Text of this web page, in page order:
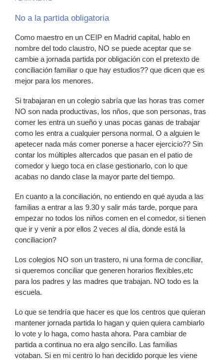
No a la partida obligatoria
Como maestro en un CEIP en Madrid capital, hablo en
nombre del todo claustro, NO se puede aceptar que se
cambie a jornada partida por obligación con el pretexto de
conciliación familiar o que hay estudios?? que dicen que es
mejor para los menores.
Si trabajaran en un colegio sabría que las horas tras comer
NO son nada productivas, los nños, que son personas, tras
comer les entra un sueño y unas pocas ganas de trabajar
como les entra a cualquier persona normal. O a alguien le
apetecer nada más comer ponerse a hacer ejercicio?? Sin
contar los múltiples altercados que pasan en el patio de
comedor y luego toca en clase gestionarlo, con lo que
acabas no dando clase la mayor parte del tiempo.
En cuanto a la conciliación, no entiendo en qué ayuda a las
familias a entrar a las 9.30 y salir más tarde, porque para
empezar no todos los niños comen en el comedor, si tienen
que ir y venir a por ellos 2 veces al día, donde está la
conciliacion?
Los colegios NO son un trastero, ni una forma de conciliar,
si queremos conciliar que generen horarios flexibles,etc
para los padres y las madres que trabajan. NO todo es la
escuela.
Lo que se tendría que hacer es que los centros que quieran
mantener jornada partida lo hagan y quien quiera cambiarlo
lo vote y lo haga, como hasta ahora. Para cambiar de
partida a continua no era algo sencillo. Las familias
votaban. Si en mi centro lo han decidido porque les viene